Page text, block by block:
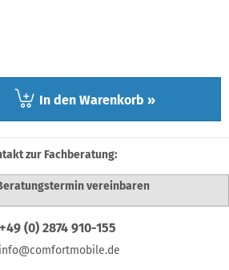
In den Warenkorb »
zur Fachberatung:
vereinbaren
+49 (0) 2874 910-155
info@comfortmobile.de